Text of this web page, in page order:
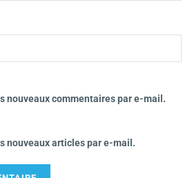
nouveaux commentaires par e-mail.
nouveaux articles par e-mail.